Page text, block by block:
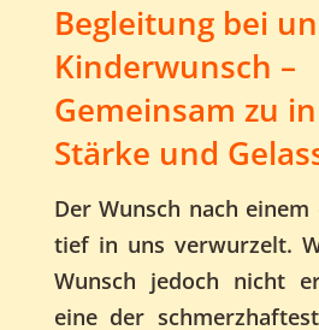
Begleitung bei
Kinderwunsch –
Gemeinsam zu
Stärke und
Der Wunsch nach
tief in uns verwurzelt.
Wunsch jedoch nicht
eine der